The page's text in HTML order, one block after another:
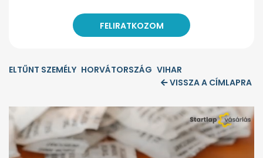
ELTŰNT SZEMÉLY HORVÁTORSZÁG VIHAR
VISSZA A CÍMLAPRA